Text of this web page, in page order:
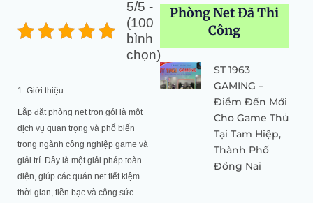
5/5 -
(100
bình
chọn)
1. Giới thiệu
Lắp đặt phòng net trọn gói là một
dịch vụ quan trọng và phổ biến
trong ngành công nghiệp game và
giải trí. Đây là một giải pháp toàn
diện, giúp các quán net tiết kiệm
thời gian, tiền bạc và công sức
Phòng Net Đã Thi
Công
ST 1963
GAMING –
Điểm Đến Mới
Cho Game Thủ
Tại Tam Hiệp,
Thành Phố
Đồng Nai